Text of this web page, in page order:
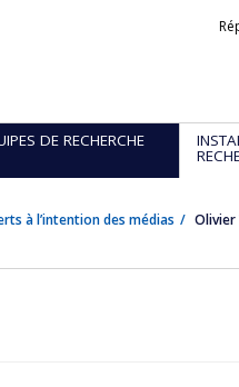
DE RECHERCHE
à l’intention des médias Olivier